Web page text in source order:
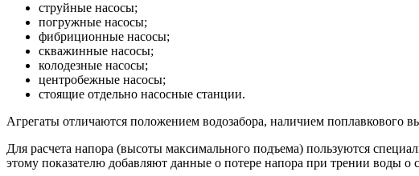
струйные насосы;
погружные насосы;
фибриционные насосы;
скважинные насосы;
колодезные насосы;
центробежные насосы;
cтоящие отдельно насосные станции.
Агрегаты отличаются положением водозабора, наличием поплавкового
Для расчета напора (высоты максимального подъема) пользуются
этому показателю добавляют данные о потере напора при трении воды